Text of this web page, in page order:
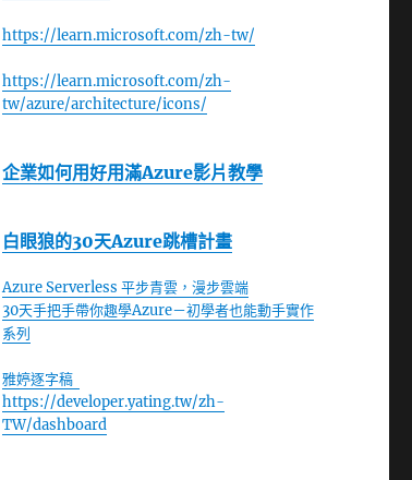
https://learn.microsoft.com/zh-tw/
https://learn.microsoft.com/zh-
tw/azure/architecture/icons/
企業如何用好用滿Azure影片教學
白眼狼的30天Azure跳槽計畫
Azure Serverless 平步青雲，漫步雲端
30天手把手帶你趣學Azure－初學者也能動手實作
系列
雅婷逐字稿
https://developer.yating.tw/zh-
TW/dashboard